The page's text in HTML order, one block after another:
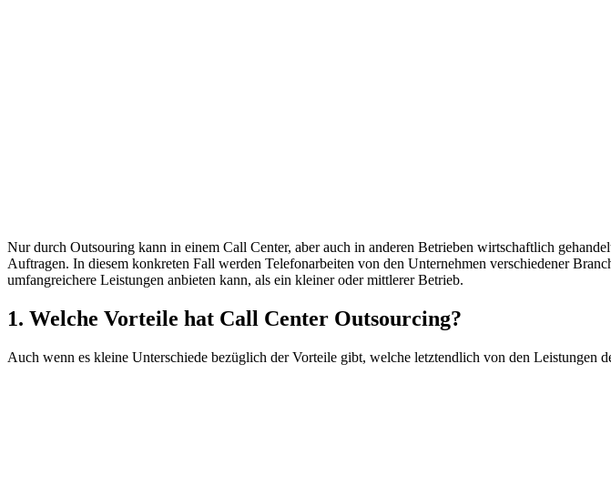
Nur durch Outsouring kann in einem Call Center, aber auch in anderen Betrieben wirtschaftlich
Auftragen. In diesem konkreten Fall werden Telefonarbeiten von den Unternehmen verschiedener
umfangreichere Leistungen anbieten kann, als ein kleiner oder mittlerer Betrieb.
1. Welche Vorteile hat Call Center Outsourcing?
Auch wenn es kleine Unterschiede bezüglich der Vorteile gibt, welche letztendlich von den Leistungen